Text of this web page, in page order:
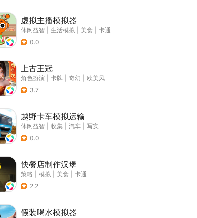
虚拟主播模拟器
休闲益智 生活模拟 美食
卡通
0.0
上古王冠
角色扮演 卡牌 奇幻
欧美风
3.7
越野卡车模拟运输
休闲益智 收集 汽车
写实
0.0
快餐店制作汉堡
策略 模拟 美食
卡通
2.2
假装喝水模拟器